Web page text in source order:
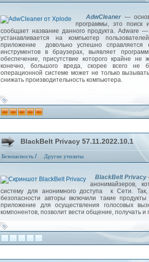
AdwCleaner —
программы, это
сообщает название данного продукта. Adware
устанавливается на компьютер
приложение довольно успешно
инструментов в браузерах, выявляет
обеспечение, присутствие которого крайне не
конечно, большого вреда, скорее всего не
операционной системе может не только
снижать производительность компьютера.
BlackBelt Privacy 57.11.2022.10.1
Безопасность / Другие утилиты
BlackBelt Privacy
анонимайзеров,
систему для анонимного доступа к Сети.
безопасности авторы включили такие
приложение для осуществления голосовых
компонентов, позволит вести общение, получать